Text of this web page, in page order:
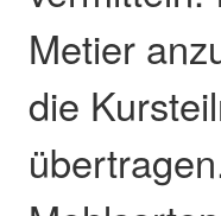
Metier
die